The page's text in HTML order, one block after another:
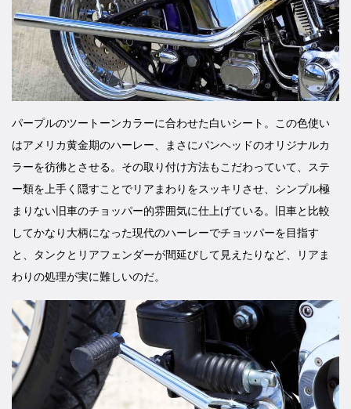
パープルのツートーンカラーに合わせた白いシート。この色使い
はアメリカ黄金期のハーレー、まさにパンヘッドのオリジナルカ
ラーを彷彿とさせる。その取り付け方法もこだわっていて、ステ
ー類を上手く隠すことでリアまわりをスッキリさせ、シンプル極
まりない旧車のチョッパー的雰囲気に仕上げている。旧車と比較
してかなり大柄になった現代のハーレーでチョッパーを目指す
と、タンクとリアフェンダーが間延びして見えたりなど、リアま
わりの処理が実に難しいのだ。